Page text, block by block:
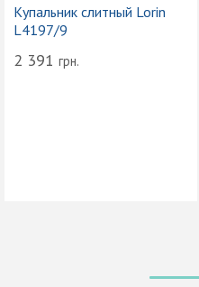
Купальник слитный Lorin
L4197/9
2 391 грн.